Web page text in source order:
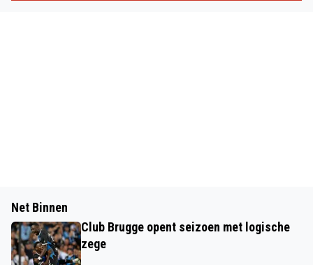
Net Binnen
Club Brugge opent seizoen met logische
zege